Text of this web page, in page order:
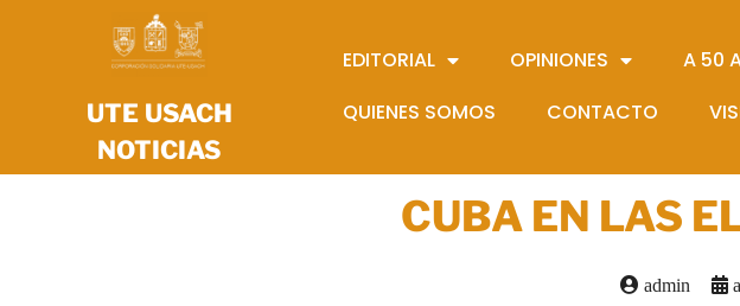
UTE USACH
NOTICIAS
EDITORIAL OPINIONES A 50
QUIENES SOMOS
CONTACTO
CUBA EN LAS
admin